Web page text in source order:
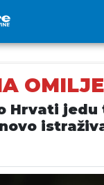
Hrvati